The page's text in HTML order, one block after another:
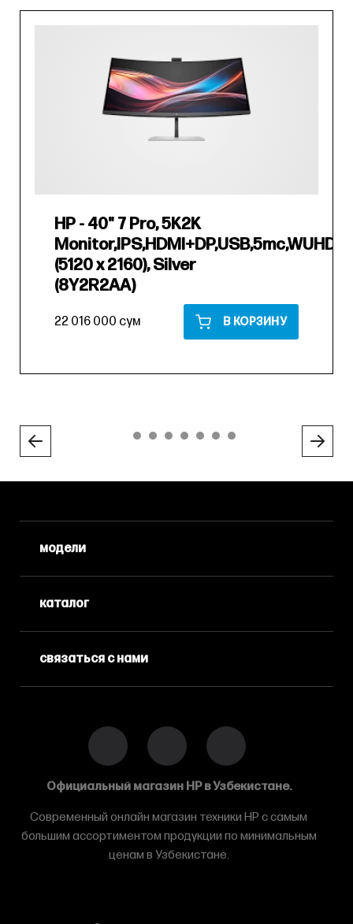
HP - 40" 7 Pro, 5K2K
Monitor,IPS,HDMI+DP,USB,5mc,WUHD
(5120 x 2160), Silver
(8Y2R2AA)
22 016 000 сум В КОРЗИНУ
модели
каталог
связаться с нами
Официальный магазин HP в Узбекистане.
Современный онлайн магазин техники HP с самым
большим ассортиментом продукции по минимальным
ценам в Узбекистане.